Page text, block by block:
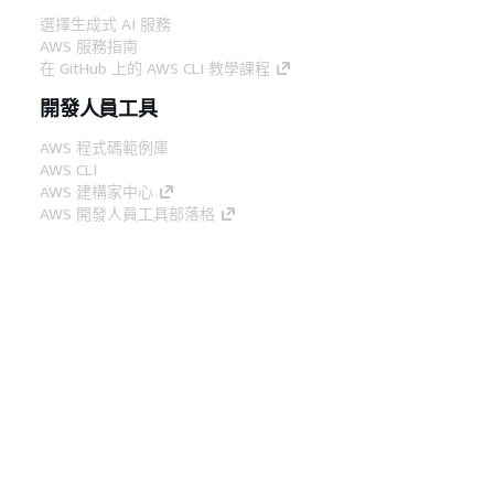
選擇生成式 AI 服務
AWS 服務指南
在 GitHub 上的 AWS CLI 教學課程
開發人員工具
AWS 程式碼範例庫
AWS CLI
AWS 建構家中心
AWS 開發人員工具部落格